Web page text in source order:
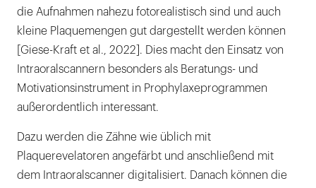
die Aufnahmen nahezu fotorealistisch sind und auch
kleine Plaquemengen gut dargestellt werden können
[Giese-Kraft et al., 2022]. Dies macht den Einsatz von
Intraoralscannern besonders als Beratungs- und
Motivationsinstrument in Prophylaxeprogrammen
außerordentlich interessant.
Dazu werden die Zähne wie üblich mit
Plaquerevelatoren angefärbt und anschließend mit
dem Intraoralscanner digitalisiert. Danach können die